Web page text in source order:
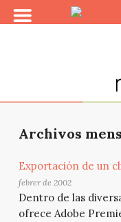
Archivos
Exportación de un
febrer de 2002
Dentro de las
ofrece Adobe